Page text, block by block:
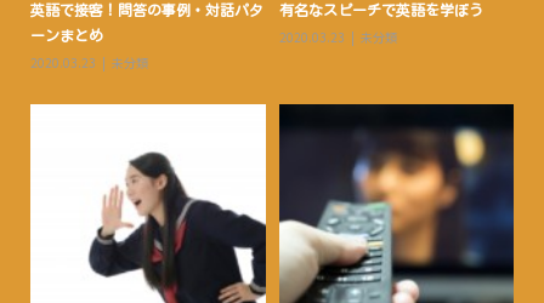
英語で接客！問答の事例・対話パタ
ーンまとめ
2020.03.23 未分類
有名なスピーチで英語を学ぼう
2020.03.23 未分類